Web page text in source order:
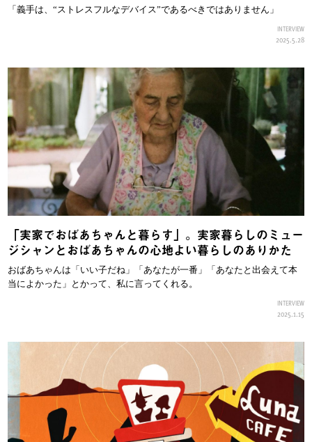
「義手は、“ストレスフルなデバイス”であるべきではありません」
INTERVIEW
2025.5.28
「実家でおばあちゃんと暮らす」。実家暮らしのミュー
ジシャンとおばあちゃんの心地よい暮らしのありかた
おばあちゃんは「いい子だね」「あなたが一番」「あなたと出会えて本
当によかった」とかって、私に言ってくれる。
INTERVIEW
2025.1.15